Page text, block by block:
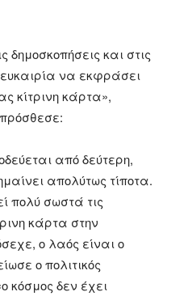
δημοσκοπήσεις και στις
να εκφράσει
κίτρινη κάρτα»,
από δεύτερη,
απολύτως τίποτα.
πολύ σωστά τις
κάρτα στην
ο λαός είναι ο
ο πολιτικός
κόσμος δεν έχει